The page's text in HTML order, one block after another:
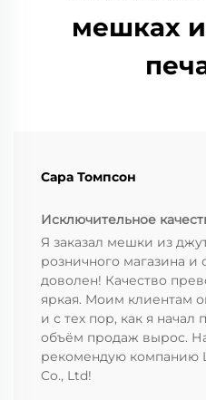
мешках
Сара Томпсон
Исключительное
Я заказал мешки из
розничного магазина и
доволен! Качество
яркая. Моим клиентам
и с тех пор, как я начал
объём продаж вырос.
рекомендую компанию
Co., Ltd!